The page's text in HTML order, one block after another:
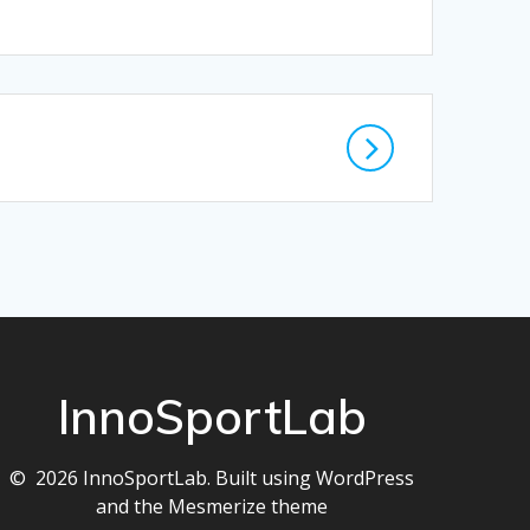
InnoSportLab
© 2026 InnoSportLab. Built using WordPress
and the Mesmerize theme